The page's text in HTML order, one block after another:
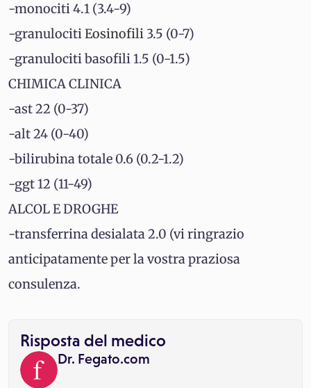
-monociti 4.1 (3.4-9)
-granulocitiEosinofili 3.5 (0-7)
-granulociti basofili 1.5 (0-1.5)
CHIMICA CLINICA
-ast 22 (0-37)
-alt 24 (0-40)
-bilirubina totale 0.6 (0.2-1.2)
-ggt 12 (11-49)
ALCOL E DROGHE
-transferrina desialata 2.0 (vi ringrazio
anticipatamente per la vostra praziosa
consulenza.
Risposta del medico
Dr. Fegato.com